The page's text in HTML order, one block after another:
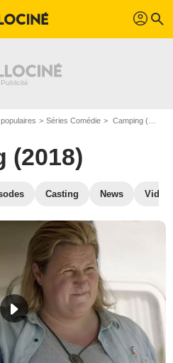
profil search
Séries Comédie Camping (2018)
(2018)
Casting News